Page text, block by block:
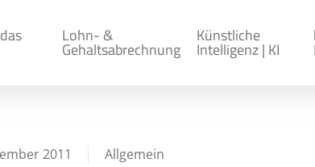
Lohn- &
Gehaltsabrechnung
Künstliche
Intelligenz | KI
2011 Allgemein